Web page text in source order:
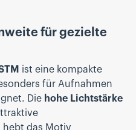
für gezielte
ist eine kompakte
für Aufnahmen
Die hohe Lichtstärke
das Motiv